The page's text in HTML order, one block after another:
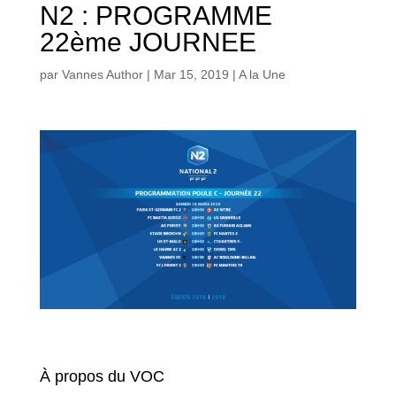
N2 : PROGRAMME
22ème JOURNEE
par Vannes Author| Mar 15, 2019 | A la Une
À propos du VOC